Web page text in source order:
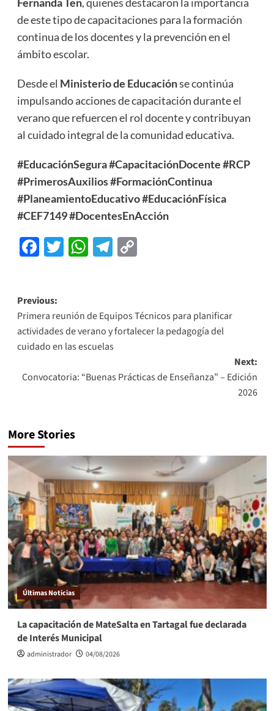
de este tipo de capacitaciones para la formación
continua de los docentes y la prevención en el
ámbito escolar.
Desde el Ministerio de Educaciónse continúa
impulsando acciones de capacitación durante el
verano que refuercen el rol docente y contribuyan
al cuidado integral de la comunidad educativa.
#EducaciónSegura#CapacitaciónDocente#RCP
#PrimerosAuxilios#FormaciónContinua
#PlaneamientoEducativo#EducaciónFísica
#CEF7149#DocentesEnAcción
Facebook
Twitter
WhatsApp
Telegram
Copy
Previous:
Primera reunión de Equipos Técnicos para planificar
actividades de verano y fortalecer la pedagogía del
cuidado en las escuelas
Next:
Convocatoria: “Buenas Prácticas de Enseñanza” – Edición
2026
More Stories
Últimas Noticias
La capacitación de MateSalta en Tartagal fue declarada
de Interés Municipal
administrador 04/08/2026